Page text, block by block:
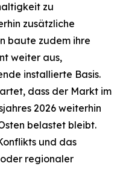
zu
zusätzliche
baute zudem ihre
weiter aus,
installierte Basis.
dass der Markt im
2026 weiterhin
belastet bleibt.
und das
regionaler